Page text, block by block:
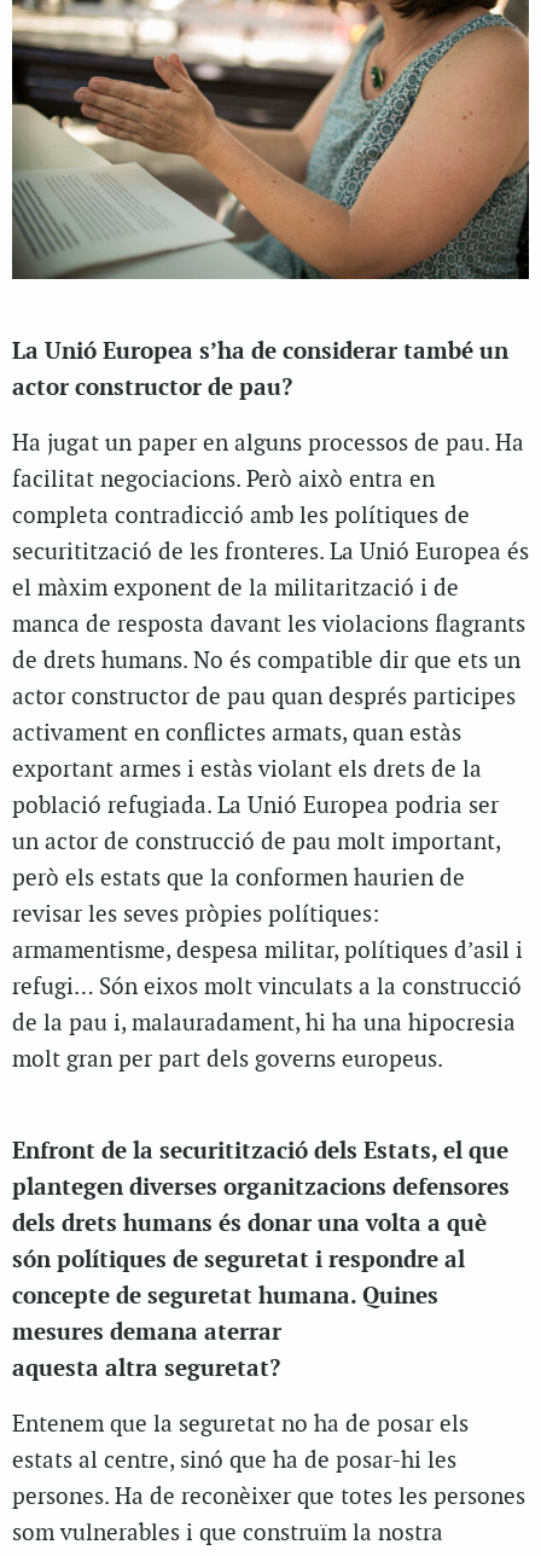
La Unió Europea s’ha de considerar també un
actor constructor de pau?
Ha jugat un paper en alguns processos de pau. Ha
facilitat negociacions. Però això entra en
completa contradicció amb les polítiques de
securitització de les fronteres. La Unió Europea és
el màxim exponent de la militarització i de
manca de resposta davant les violacions flagrants
de drets humans. No és compatible dir que ets un
actor constructor de pau quan després participes
activament en conflictes armats, quan estàs
exportant armes i estàs violant els drets de la
població refugiada. La Unió Europea podria ser
un actor de construcció de pau molt important,
però els estats que la conformen haurien de
revisar les seves pròpies polítiques:
armamentisme, despesa militar, polítiques d’asil i
refugi… Són eixos molt vinculats a la construcció
de la pau i, malauradament, hi ha una hipocresia
molt gran per part dels governs europeus.
Enfront de la securitització dels Estats, el que
plantegen diverses organitzacions defensores
dels drets humans és donar una volta a què
són polítiques de seguretat i respondre al
concepte de seguretat humana. Quines
mesures demana aterrar
aquesta altra seguretat?
Entenem que la seguretat no ha de posar els
estats al centre, sinó que ha de posar-hi les
persones. Ha de reconèixer que totes les persones
som vulnerables i que construïm la nostra